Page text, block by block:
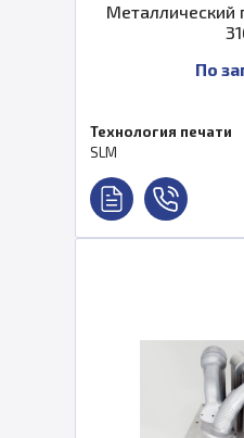
Металлический
По
Технология печати
SLM